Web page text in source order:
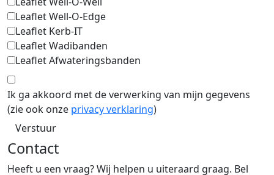
Leaflet Well-O-Edge
Leaflet Kerb-IT
Leaflet Wadibanden
Leaflet Afwateringsbanden
Ik ga akkoord met de verwerking van mijn gegevens
(zie ook onze privacy verklaring)
Verstuur
Contact
Heeft u een vraag? Wij helpen u uiteraard graag. Bel